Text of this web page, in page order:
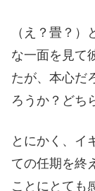
（え？畳？
な一面を見て
たが、本心だ
ろうか？どち
とにかく、イ
ての任期を終
ことにとても